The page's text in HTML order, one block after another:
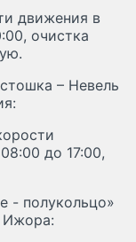
движения в
очистка
– Невель
до 17:00,
- полукольцо»
Ижора: